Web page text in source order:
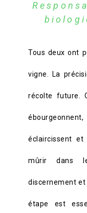
Tous deux ont
vigne. La
récolte future.
éclaircissent
mûrir dans
discernement
étape est